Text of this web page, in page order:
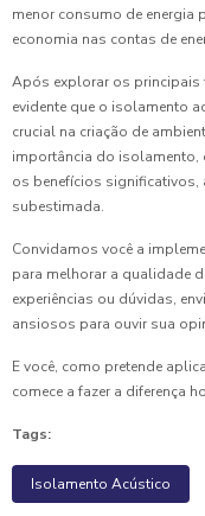
menor consumo de energia
economia nas contas de
Após explorar os
evidente que o isolamento
crucial na criação de
importância do isolamento,
os benefícios significativos,
subestimada.
Convidamos você a
para melhorar a qualidade
experiências ou dúvidas,
ansiosos para ouvir sua
E você, como pretende
comece a fazer a diferença
Tags:
Isolamento Acústico